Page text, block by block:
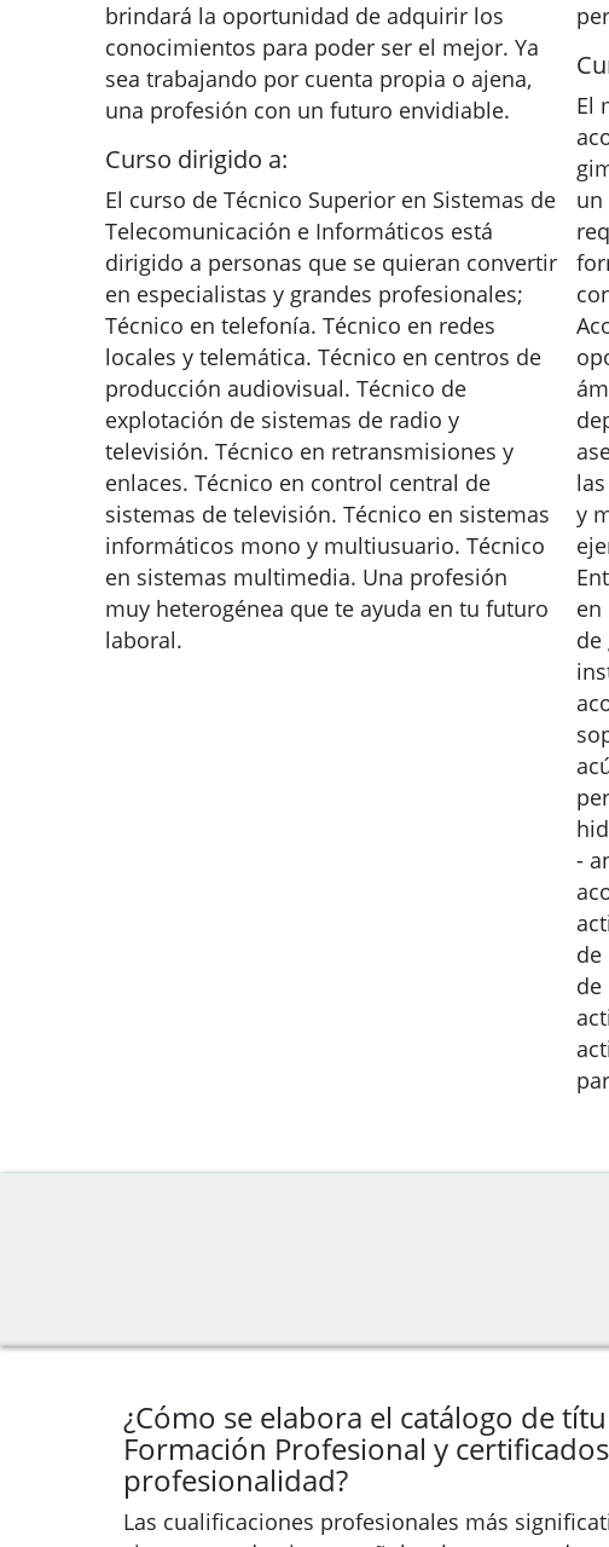
brindará la oportunidad de adquirir los
conocimientos para poder ser el mejor. Ya
sea trabajando por cuenta propia o ajena,
una profesión con un futuro envidiable.
Curso dirigido a:
El curso de Técnico Superior en Sistemas de
Telecomunicación e Informáticos está
dirigido a personas que se quieran convertir
en especialistas y grandes profesionales;
Técnico en telefonía. Técnico en redes
locales y telemática. Técnico en centros de
producción audiovisual. Técnico de
explotación de sistemas de radio y
televisión. Técnico en retransmisiones y
enlaces. Técnico en control central de
sistemas de televisión. Técnico en sistemas
informáticos mono y multiusuario. Técnico
en sistemas multimedia. Una profesión
muy heterogénea que te ayuda en tu futuro
laboral.
El
un
y
en
de
-
de
de
¿Cómo se elabora el catálogo de
Formación Profesional y
profesionalidad?
Las cualificaciones profesionales más